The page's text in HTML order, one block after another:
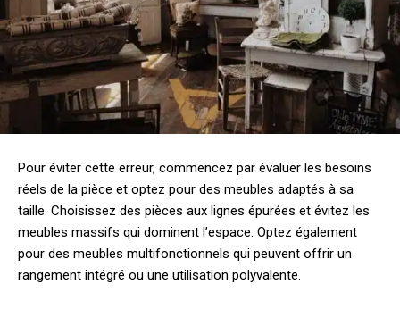
Pour éviter cette erreur, commencez par évaluer les besoins
réels de la pièce et optez pour des meubles adaptés à sa
taille. Choisissez des pièces aux lignes épurées et évitez les
meubles massifs qui dominent l’espace. Optez également
pour des meubles multifonctionnels qui peuvent offrir un
rangement intégré ou une utilisation polyvalente.